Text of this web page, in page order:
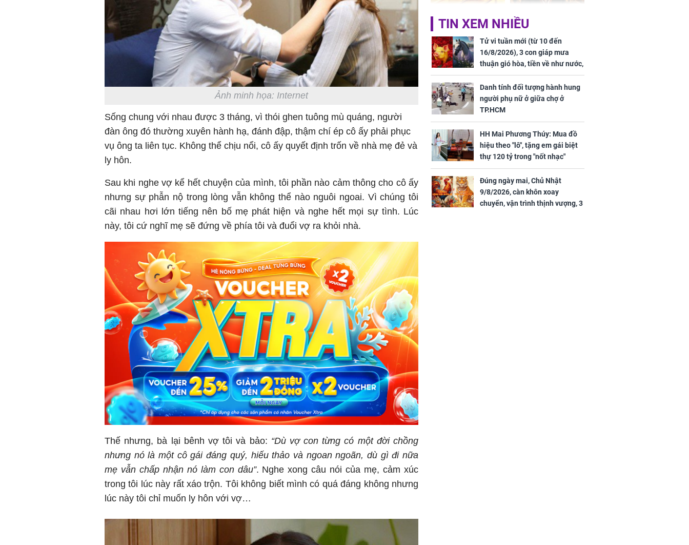
Ảnh minh họa: Internet
Sống chung với nhau được 3 tháng, vì thói ghen tuông mù quáng, người
đàn ông đó thường xuyên hành hạ, đánh đập, thậm chí ép cô ấy phải phục
vụ ông ta liên tục. Không thể chịu nổi, cô ấy quyết định trốn về nhà mẹ đẻ và
ly hôn.
Sau khi nghe vợ kể hết chuyện của mình, tôi phần nào cảm thông cho cô ấy
nhưng sự phẫn nộ trong lòng vẫn không thể nào nguôi ngoai. Vì chúng tôi
cãi nhau hơi lớn tiếng nên bố mẹ phát hiện và nghe hết mọi sự tình. Lúc
này, tôi cứ nghĩ mẹ sẽ đứng về phía tôi và đuổi vợ ra khỏi nhà.
Thế nhưng, bà lại bênh vợ tôi và bảo: “Dù vợ con từng có một đời chồng
nhưng nó là một cô gái đáng quý, hiếu thảo và ngoan ngoãn, dù gì đi nữa
mẹ vẫn chấp nhận nó làm con dâu”. Nghe xong câu nói của mẹ, cảm xúc
trong tôi lúc này rất xáo trộn. Tôi không biết mình có quá đáng không nhưng
lúc này tôi chỉ muốn ly hôn với vợ…
Giá vàng hôm nay,
ngày 8/8/2026: Tăng
vọt lên 144 triệu
đồng/lượng
'Bách Hoa Sát' vừa kết
thúc, Mạnh Tử Nghĩa
đã vướng tranh luận
Trong 4 ngày cuối
tháng 6 âm lịch, 3 con
giáp vượng phát Tài
Lộc, Phú Quý trăm bề,
đổi mệnh Phượng
Hoàng, ôm trọn cơ
ngơi đồ sộ
TIN XEM NHIỀU
Tử vi tuần mới (từ 10 đến
16/8/2026), 3 con giáp mưa
thuận gió hòa, tiền về như nước,
bạc vàng dư dả, Phú Quý Vinh
Hoa, vận trình khai sáng
Danh tính đối tượng hành hung
người phụ nữ ở giữa chợ ở
TP.HCM
HH Mai Phương Thúy: Mua đồ
hiệu theo "lô", tặng em gái biệt
thự 120 tỷ trong "nốt nhạc"
Đúng ngày mai, Chủ Nhật
9/8/2026, càn khôn xoay
chuyển, vận trình thịnh vượng, 3